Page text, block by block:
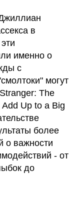
в
именно о
с
могут
The
Up to a Big
более
о важности
- от
до